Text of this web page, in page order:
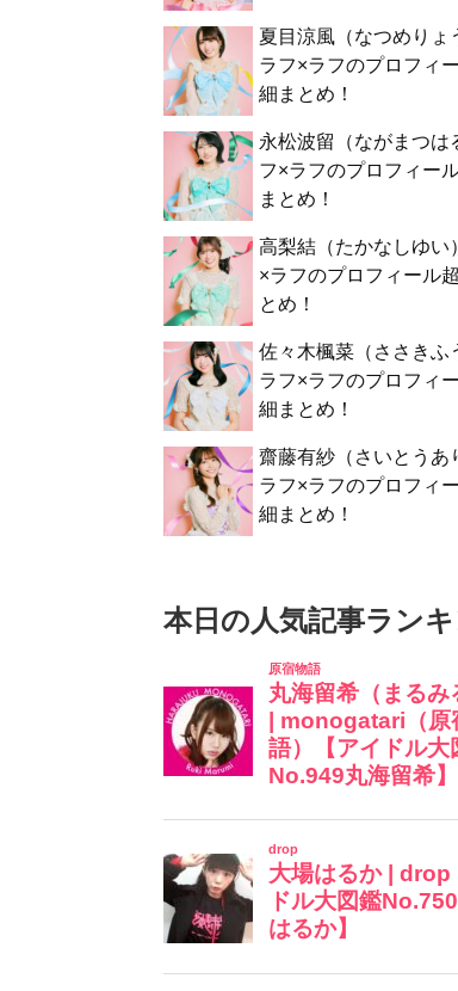
夏目涼風（なつめりょ
ラフ×ラフのプロフィ
細まとめ！
永松波留（ながまつは
フ×ラフのプロフィー
まとめ！
高梨結（たかなしゆい
×ラフのプロフィール
とめ！
佐々木楓菜（ささきふ
ラフ×ラフのプロフィ
細まとめ！
齋藤有紗（さいとうあ
ラフ×ラフのプロフィ
細まとめ！
本日の人気記事ラン